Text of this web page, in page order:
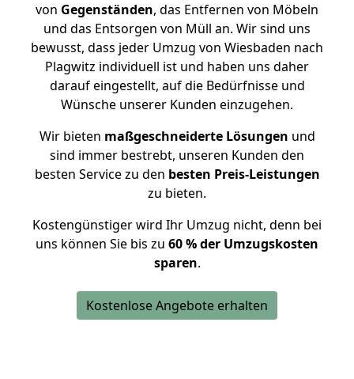
von Gegenständen, das Entfernen von Möbeln
und das Entsorgen von Müll an. Wir sind uns
bewusst, dass jeder Umzug von Wiesbaden nach
Plagwitz individuell ist und haben uns daher
darauf eingestellt, auf die Bedürfnisse und
Wünsche unserer Kunden einzugehen.
Wir bieten maßgeschneiderte Lösungen und
sind immer bestrebt, unseren Kunden den
besten Service zu den besten Preis-Leistungen
zu bieten.
Kostengünstiger wird Ihr Umzug nicht, denn bei
uns können Sie bis zu 60 % der Umzugskosten
sparen.
Kostenlose Angebote erhalten